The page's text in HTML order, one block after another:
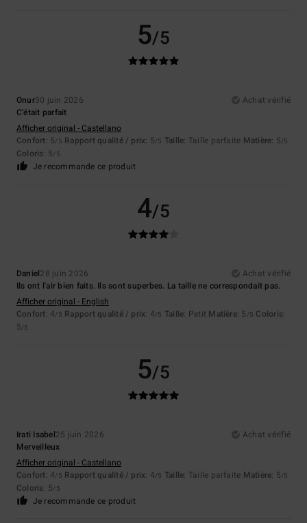
5/5
Onur30 juin 2026
Achat vérifié
C'était parfait
Afficher original - Castellano
Confort: 5/5 Rapport qualité / prix: 5/5 Taille: Taille parfaite Matière: 5/5
Coloris: 5/5
Je recommande ce produit
4/5
Daniel28 juin 2026
Achat vérifié
Ils ont l'air bien faits. Ils sont superbes. La taille ne correspondait pas.
Afficher original - English
Confort: 4/5 Rapport qualité / prix: 4/5 Taille: Petit Matière: 5 /5 Coloris:
5/5
5/5
Irati Isabel25 juin 2026
Achat vérifié
Merveilleux
Afficher original - Castellano
Confort: 4/5 Rapport qualité / prix: 4/5 Taille: Taille parfaite Matière: 5/5
Coloris: 5/5
Je recommande ce produit